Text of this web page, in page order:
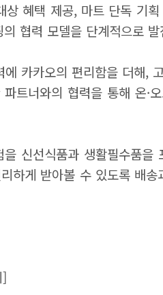
혜택 제공, 마트 단독 기
협력 모델을 단계적으로
카카오의 편리함을 더해,
트너와의 협력을 통해 온
신선식품과 생활필수품
하게 받아볼 수 있도록 배
]